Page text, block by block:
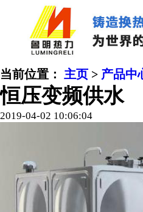
当前位置： 主页 > 产品中
恒压变频供水
2019-04-02 10:06:04